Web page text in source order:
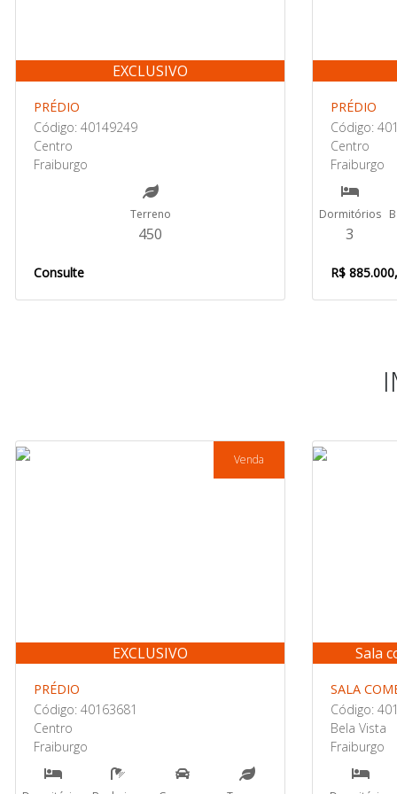
EXCLUSIVO
PRÉDIO
Código: 40149249
Centro
Fraiburgo
Terreno
450
Consulte
PRÉDIO
Código:
Centro
Fraiburgo
Dormitórios
3
R$
Venda
EXCLUSIVO
PRÉDIO
Código: 40163681
Centro
Fraiburgo
Sala
SALA
Código:
Bela Vista
Fraiburgo